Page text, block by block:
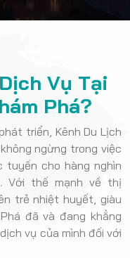
Vụ Tại
Phá?
triển, Kênh Du Lịch
ngừng trong việc
cho hàng nghìn
Với thế mạnh về thị
trẻ nhiệt huyết, giàu
đã và đang khẳng
vụ của mình đối với